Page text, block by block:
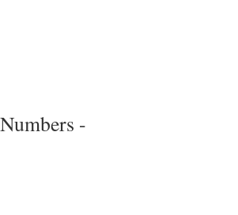
Numbers -